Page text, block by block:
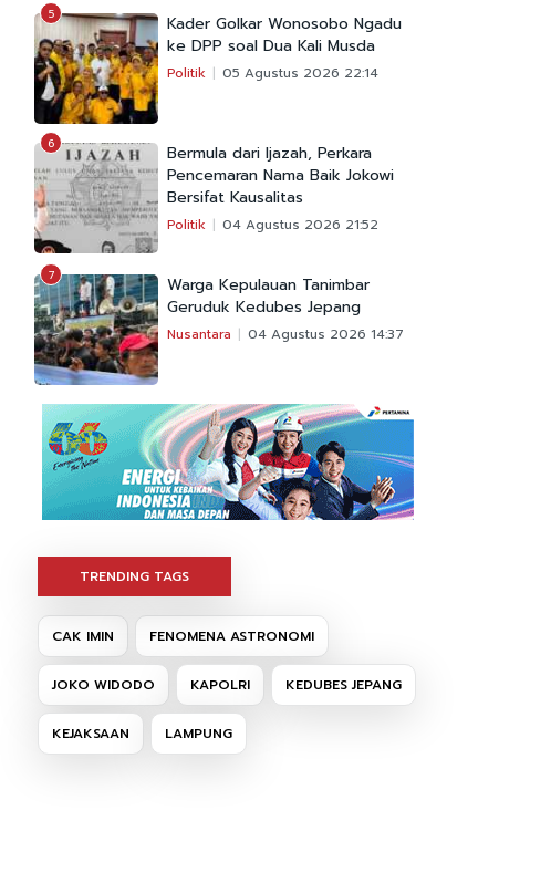
5
Kader Golkar Wonosobo Ngadu
ke DPP soal Dua Kali Musda
Politik 05 Agustus 2026 22:14
6
Bermula dari Ijazah, Perkara
Pencemaran Nama Baik Jokowi
Bersifat Kausalitas
Politik 04 Agustus 2026 21:52
7
Warga Kepulauan Tanimbar
Geruduk Kedubes Jepang
Nusantara 04 Agustus 2026 14:37
TRENDING TAGS
CAK IMIN FENOMENA ASTRONOMI
JOKO WIDODO KAPOLRI KEDUBES JEPANG
KEJAKSAAN LAMPUNG